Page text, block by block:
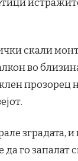
скали
во
прозорец
зградата,
го запалат